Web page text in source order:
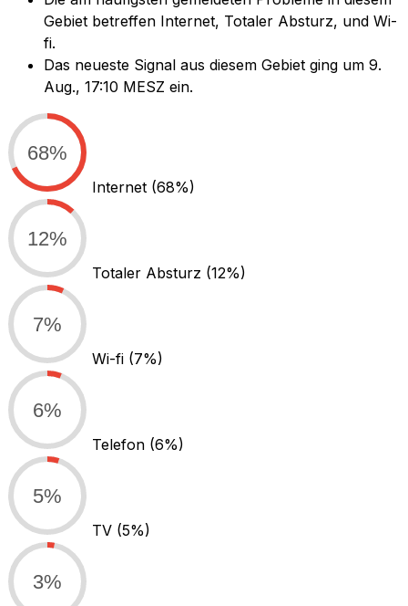
Gebiet betreffen Internet, Totaler Absturz, und Wi-
fi.
Das neueste Signal aus diesem Gebiet ging um 9.
Aug., 17:10 MESZ ein.
68%
Internet (68%)
12%
Totaler Absturz (12%)
7%
Wi-fi (7%)
6%
Telefon (6%)
5%
TV (5%)
3%